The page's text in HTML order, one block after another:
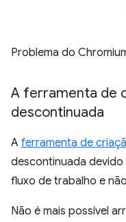
Problema do
A ferramenta de
descontinuada
A ferramenta de
descontinuada devido
fluxo de trabalho e
Não é mais possível